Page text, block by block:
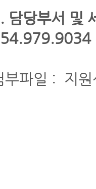
담당부서 및
부파일 : 지